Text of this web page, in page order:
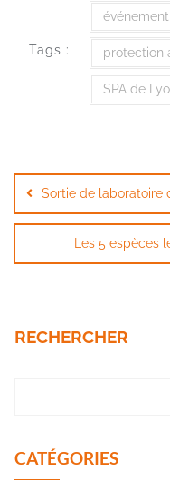
Tags :
événement
protection
SPA de
de
l’article
Sortie de laboratoire
Les 5 espèces
RECHERCHER
CATÉGORIES